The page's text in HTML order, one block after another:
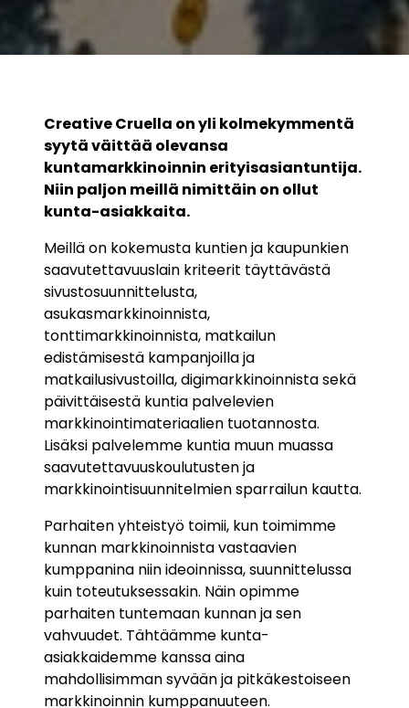
Creative Cruella on yli kolmekymmentä
syytä väittää olevansa
kuntamarkkinoinnin erityisasiantuntija.
Niin paljon meillä nimittäin on ollut
kunta-asiakkaita.
Meillä on kokemusta kuntien ja kaupunkien
saavutettavuuslain kriteerit täyttävästä
sivustosuunnittelusta,
asukasmarkkinoinnista,
tonttimarkkinoinnista, matkailun
edistämisestä kampanjoilla ja
matkailusivustoilla, digimarkkinoinnista sekä
päivittäisestä kuntia palvelevien
markkinointimateriaalien tuotannosta.
Lisäksi palvelemme kuntia muun muassa
saavutettavuuskoulutusten ja
markkinointisuunnitelmien sparrailun kautta.
Parhaiten yhteistyö toimii, kun toimimme
kunnan markkinoinnista vastaavien
kumppanina niin ideoinnissa, suunnittelussa
kuin toteutuksessakin. Näin opimme
parhaiten tuntemaan kunnan ja sen
vahvuudet. Tähtäämme kunta-
asiakkaidemme kanssa aina
mahdollisimman syvään ja pitkäkestoiseen
markkinoinnin kumppanuuteen.